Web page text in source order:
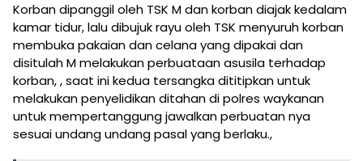
Korban dipanggil oleh TSK M dan korban diajak kedalam
kamar tidur, lalu dibujuk rayu oleh TSK menyuruh korban
membuka pakaian dan celana yang dipakai dan
disitulah M melakukan perbuataan asusila terhadap
korban, , saat ini kedua tersangka dititipkan untuk
melakukan penyelidikan ditahan di polres waykanan
untuk mempertanggung jawalkan perbuatan nya
sesuai undang undang pasal yang berlaku.,